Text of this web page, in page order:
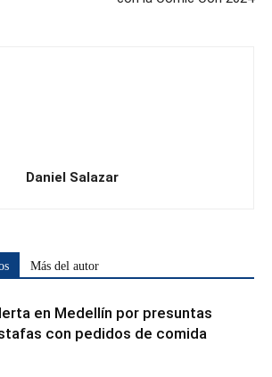
Daniel Salazar
Más del autor
en Medellín por presuntas
con pedidos de comida